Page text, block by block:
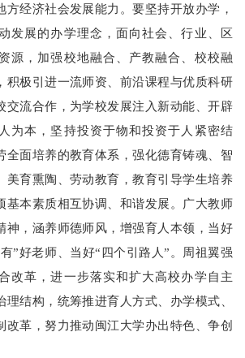
方经济社会发展能力。要坚持开放办学，
发展的办学理念，面向社会、行业、区
源，加强校地融合、产教融合、校校融
积极引进一流师资、前沿课程与优质科研
交流合作，为学校发展注入新动能、开辟
为本，坚持投资于物和投资于人紧密结
全面培养的教育体系，强化德育铸魂、智
美育熏陶、劳动教育，教育引导学生培养
基本素质相互协调、和谐发展。广大教师
神，涵养师德师风，增强育人本领，当好
”好老师、当好“四个引路人”。周祖翼强
改革，进一步落实和扩大高校办学自主
结构，统筹推进育人方式、办学模式、
改革，努力推动闽江大学办出特色、争创